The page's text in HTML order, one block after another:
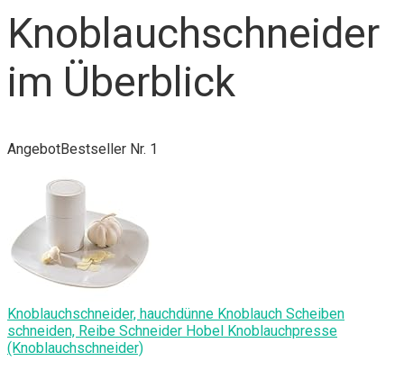
Knoblauchschneider
im Überblick
AngebotBestseller Nr. 1
Knoblauchschneider, hauchdünne Knoblauch Scheiben
schneiden, Reibe Schneider Hobel Knoblauchpresse
(Knoblauchschneider)